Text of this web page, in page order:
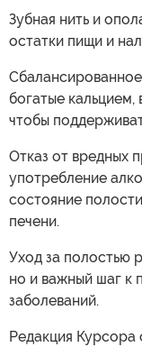
Зубная нить и
остатки пищи и
богатые
чтобы
Отказ от вредных
употребление
состояние
печени.
Уход за полостью
но и важный шаг к
заболеваний.
Редакция Курсора